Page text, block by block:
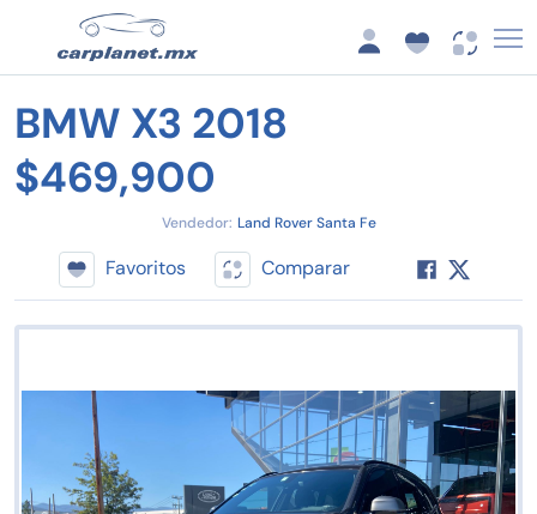
BMW X3 2018
$469,900
Vendedor: Land Rover Santa Fe
Favoritos Comparar